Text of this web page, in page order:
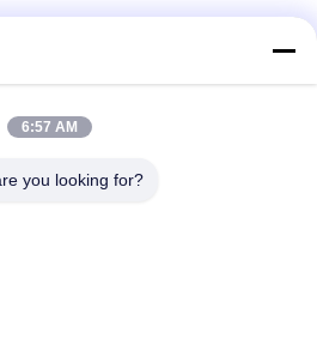
Road, città di Chunjiang, distretto di
6:57 AM
you looking for?